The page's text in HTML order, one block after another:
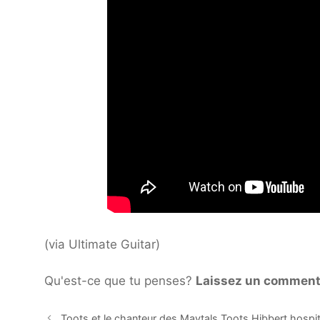
(via Ultimate Guitar)
Qu'est-ce que tu penses? Laissez un